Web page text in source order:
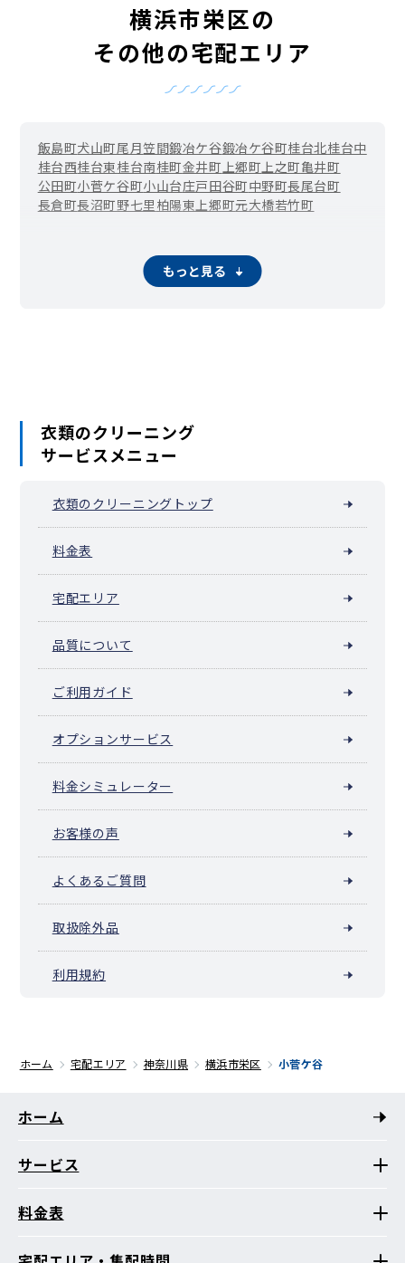
横浜市栄区の
その他の宅配エリア
飯島町犬山町尾月笠間鍛冶ケ谷鍛冶ケ谷町桂台北桂台中
桂台西桂台東桂台南桂町金井町上郷町上之町亀井町
公田町小菅ケ谷町小山台庄戸田谷町中野町長尾台町
長倉町長沼町野七里 柏陽東上郷町元大橋若竹町
もっと見る
衣類のクリーニング
サービスメニュー
衣類のクリーニングトップ
料金表
宅配エリア
品質について
ご利用ガイド
オプションサービス
料金シミュレーター
お客様の声
よくあるご質問
取扱除外品
利用規約
ホーム 宅配エリア 神奈川県 横浜市栄区 小菅ケ谷
ホーム
サービス
料金表